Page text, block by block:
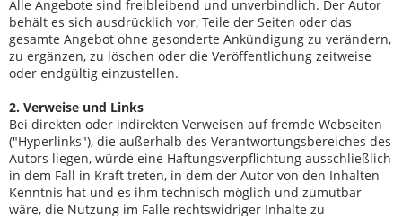
Alle Angebote sind freibleibend und unverbindlich. Der Autor
behält es sich ausdrücklich vor, Teile der Seiten oder das
gesamte Angebot ohne gesonderte Ankündigung zu verändern,
zu ergänzen, zu löschen oder die Veröffentlichung zeitweise
oder endgültig einzustellen.
2. Verweise und Links
Bei direkten oder indirekten Verweisen auf fremde Webseiten
("Hyperlinks"), die außerhalb des Verantwortungsbereiches des
Autors liegen, würde eine Haftungsverpflichtung ausschließlich
in dem Fall in Kraft treten, in dem der Autor von den Inhalten
Kenntnis hat und es ihm technisch möglich und zumutbar
wäre, die Nutzung im Falle rechtswidriger Inhalte zu